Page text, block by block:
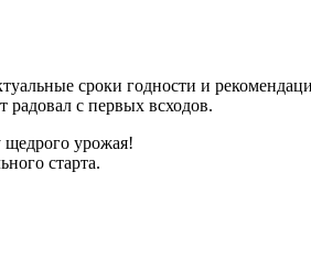
сроки годности и
радовал с первых всходов.
щедрого урожая!
старта.